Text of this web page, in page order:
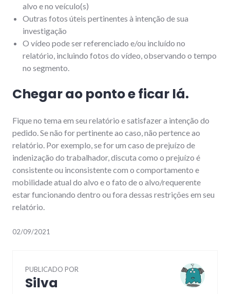
alvo e no veículo(s)
Outras fotos úteis pertinentes à intenção de sua
investigação
O vídeo pode ser referenciado e/ou incluído no
relatório, incluindo fotos do vídeo, observando o tempo
no segmento.
Chegar ao ponto e ficar lá.
Fique no tema em seu relatório e satisfazer a intenção do
pedido. Se não for pertinente ao caso, não pertence ao
relatório. Por exemplo, se for um caso de prejuízo de
indenização do trabalhador, discuta como o prejuízo é
consistente ou inconsistente com o comportamento e
mobilidade atual do alvo e o fato de o alvo/requerente
estar funcionando dentro ou fora dessas restrições em seu
relatório.
02/09/2021
PUBLICADO POR
Silva